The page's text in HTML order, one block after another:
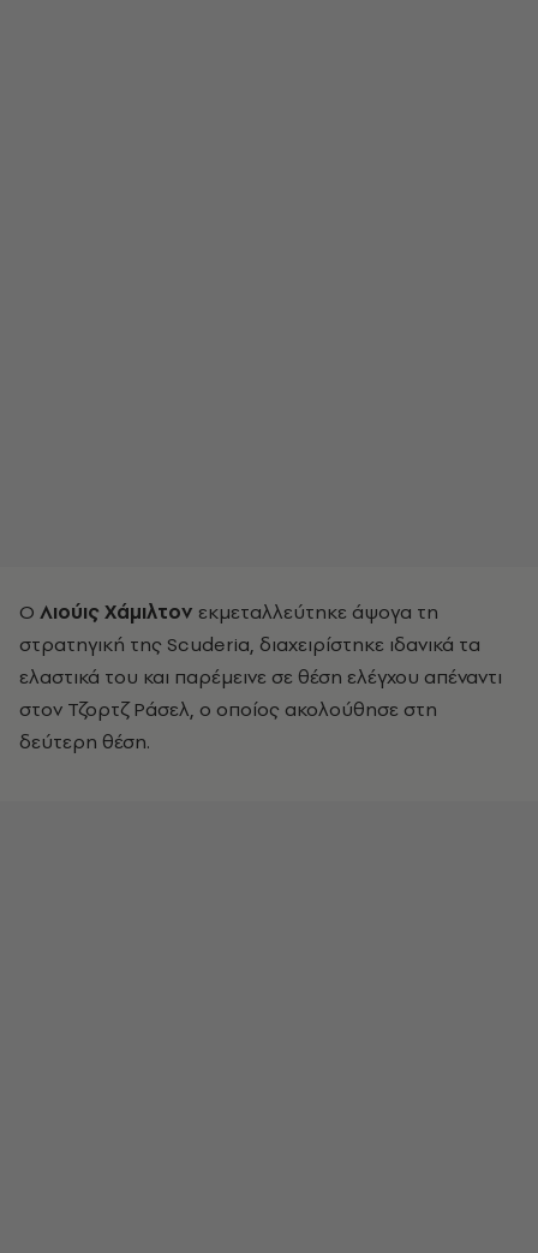
Ο Λιούις Χάμιλτον εκμεταλλεύτηκε άψογα τη
στρατηγική της Scuderia, διαχειρίστηκε ιδανικά τα
ελαστικά του και παρέμεινε σε θέση ελέγχου απέναντι
στον Τζορτζ Ράσελ, ο οποίος ακολούθησε στη
δεύτερη θέση.